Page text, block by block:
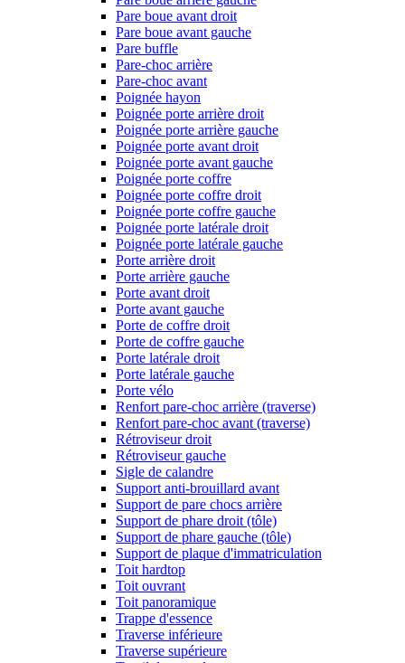
Pare boue avant droit
Pare boue avant gauche
Pare buffle
Pare-choc arrière
Pare-choc avant
Poignée hayon
Poignée porte arrière droit
Poignée porte arrière gauche
Poignée porte avant droit
Poignée porte avant gauche
Poignée porte coffre
Poignée porte coffre droit
Poignée porte coffre gauche
Poignée porte latérale droit
Poignée porte latérale gauche
Porte arrière droit
Porte arrière gauche
Porte avant droit
Porte avant gauche
Porte de coffre droit
Porte de coffre gauche
Porte latérale droit
Porte latérale gauche
Porte vélo
Renfort pare-choc arrière (traverse)
Renfort pare-choc avant (traverse)
Rétroviseur droit
Rétroviseur gauche
Sigle de calandre
Support anti-brouillard avant
Support de pare chocs arrière
Support de phare droit (tôle)
Support de phare gauche (tôle)
Support de plaque d'immatriculation
Toit hardtop
Toit ouvrant
Toit panoramique
Trappe d'essence
Traverse inférieure
Traverse supérieure